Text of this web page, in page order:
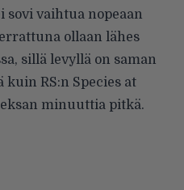
sovi vaihtua nopeaan
ollaan lähes
sillä levyllä on saman
RS:n Species at
minuuttia pitkä.